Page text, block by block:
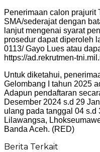
Penerimaan calon prajurit
SMA/sederajat dengan
lanjut mengenai syarat
prosedur dapat diperoleh
0113/ Gayo Lues atau
https://ad.rekrutmen-
Untuk diketahui,
Gelombang I tahun 2025
Adapun pendaftaran
Desember 2024 s.d 29
ulang pada tanggal 04 s.d
Lilawangsa,
Banda Aceh. (RED)
Berita Terkait